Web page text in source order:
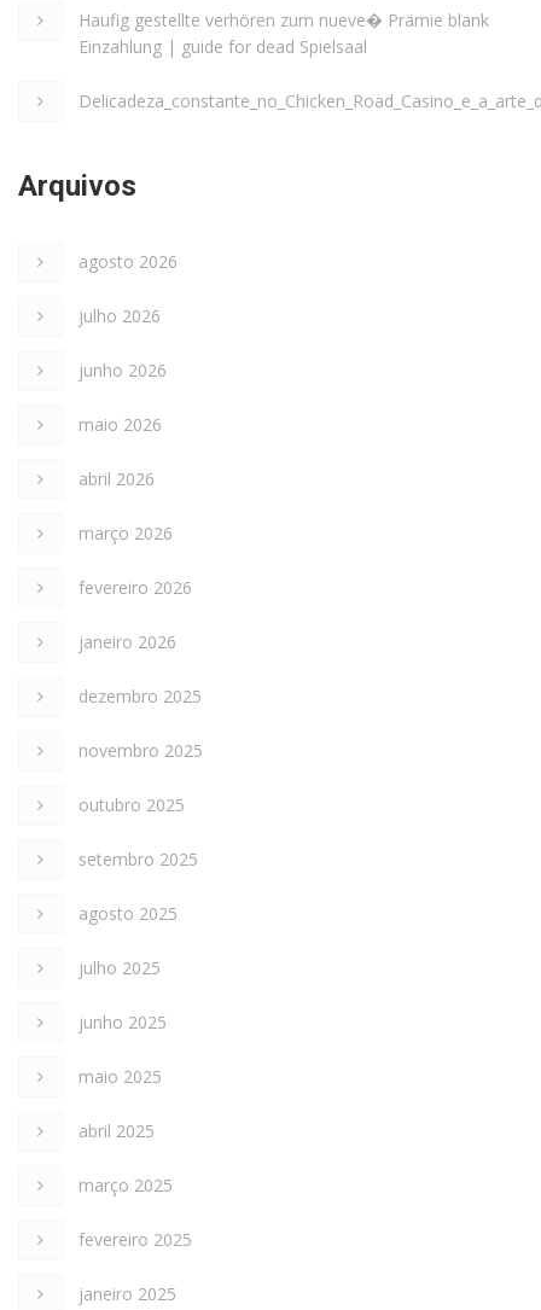
Haufig gestellte verhören zum nueve� Prämie blank
Einzahlung | guide for dead Spielsaal
Arquivos
agosto 2026
julho 2026
junho 2026
maio 2026
abril 2026
março 2026
fevereiro 2026
janeiro 2026
dezembro 2025
novembro 2025
outubro 2025
setembro 2025
agosto 2025
julho 2025
junho 2025
maio 2025
abril 2025
março 2025
fevereiro 2025
janeiro 2025